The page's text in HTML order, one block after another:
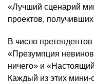
«Лучший сценарий
проектов,
В число
«Презумпция
ничего» и
Каждый из этих мини-